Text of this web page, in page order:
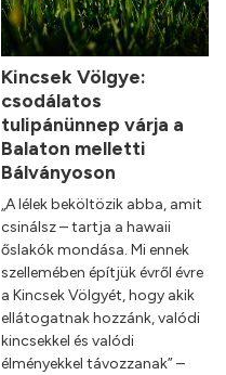
Kincsek Völgye:
csodálatos
tulipánünnep várja a
Balaton melletti
Bálványoson
„A lélek beköltözik abba, amit
csinálsz – tartja a hawaii
őslakók mondása. Mi ennek
szellemében építjük évről évre
a Kincsek Völgyét, hogy akik
ellátogatnak hozzánk, valódi
kincsekkel és valódi
élményekkel távozzanak” –